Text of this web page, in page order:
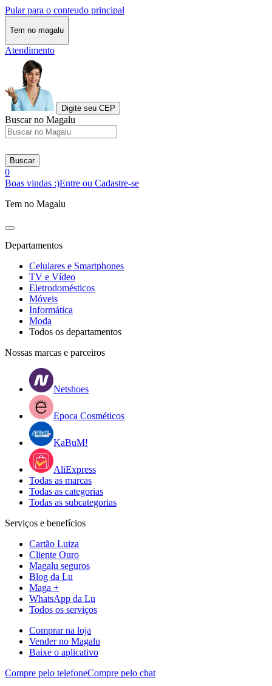
Pular para o conteudo principal
Tem no magalu
Atendimento
Digite seu CEP
Buscar no Magalu
Buscar
0
Boas vindas :)Entre ou Cadastre-se
Tem no Magalu
Departamentos
Celulares e Smartphones
TV e Vídeo
Eletrodomésticos
Móveis
Informática
Moda
Todos os departamentos
Nossas marcas e parceiros
Netshoes
Epoca Cosméticos
KaBuM!
AliExpress
Todas as marcas
Todas as categorias
Todas as subcategorias
Serviços e benefícios
Cartão Luiza
Cliente Ouro
Magalu seguros
Blog da Lu
Maga +
WhatsApp da Lu
Todos os serviços
Comprar na loja
Vender no Magalu
Baixe o aplicativo
Compre pelo telefoneCompre pelo chat